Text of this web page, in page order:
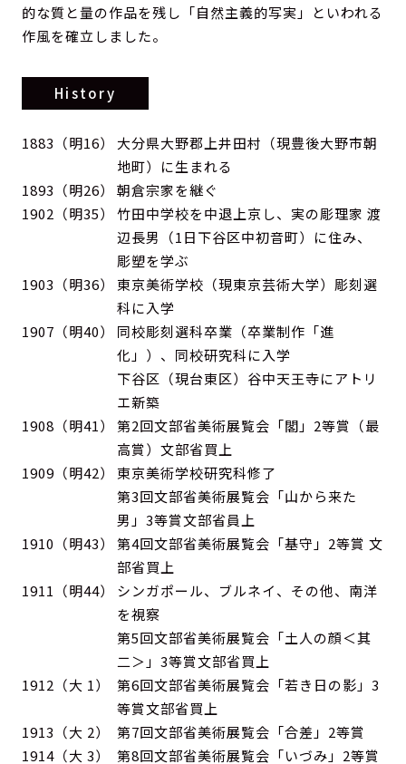
的な質と量の作品を残し「自然主義的写実」といわれる
作風を確立しました。
History
1883（明16）
大分県大野郡上井田村（現豊後大野市朝
地町）に生まれる
1893（明26）
朝倉宗家を継ぐ
1902（明35）
竹田中学校を中退上京し、実の彫理家 渡
辺長男（1日下谷区中初音町）に住み、
彫塑を学ぶ
1903（明36）
東京美術学校（現東京芸術大学）彫刻選
科に入学
1907（明40）
同校彫刻選科卒業（卒業制作「進
化」）、同校研究科に入学
下谷区（現台東区）谷中天王寺にアトリ
エ新築
1908（明41）
第2回文部省美術展覧会「閣」2等賞（最
高賞）文部省買上
1909（明42）
東京美術学校研究科修了
第3回文部省美術展覧会「山から来た
男」3等賞文部省員上
1910（明43）
第4回文部省美術展覧会「基守」2等賞 文
部省買上
1911（明44）
シンガポール、ブルネイ、その他、南洋
を視察
第5回文部省美術展覧会「土人の顔＜其
二＞」3等賞文部省買上
1912（大 1）
第6回文部省美術展覧会「若き日の影」3
等賞文部省買上
1913（大 2）
第7回文部省美術展覧会「合差」2等賞
1914（大 3）
第8回文部省美術展覧会「いづみ」2等賞